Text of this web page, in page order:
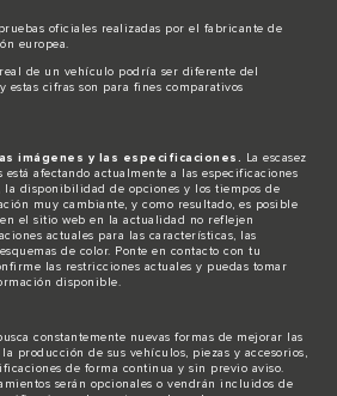
oficiales realizadas por el fabricante de
europea.
de un vehículo podría ser diferente del
estas cifras son para fines comparativos
imágenes y las especificaciones.
La escasez
afectando actualmente a las especificaciones
la disponibilidad de opciones y los tiempos de
muy cambiante, y como resultado, es posible
el sitio web en la actualidad no reflejen
actuales para las características, las
de color. Ponte en contacto con tu
las restricciones actuales y puedas tomar
disponible.
constantemente nuevas formas de mejorar las
producción de sus vehículos, piezas y accesorios,
de forma continua y sin previo aviso.
serán opcionales o vendrán incluidos de